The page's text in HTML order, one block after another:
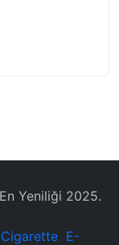
Yeniliği 2025.
E-